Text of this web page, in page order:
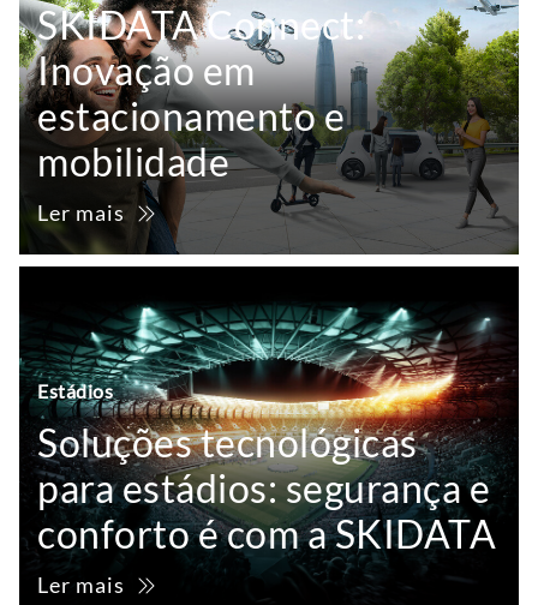
SKIDATA Connect:
Inovação em
estacionamento e
mobilidade
Ler mais
Estádios
Soluções tecnológicas
para estádios: segurança e
conforto é com a SKIDATA
Ler mais